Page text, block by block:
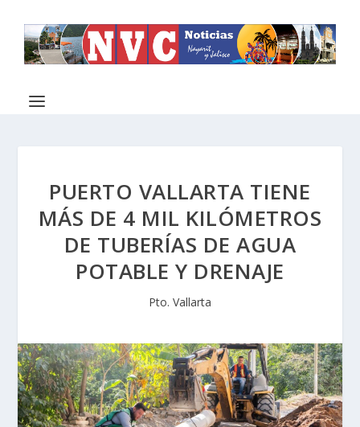
PUERTO VALLARTA TIENE
MÁS DE 4 MIL KILÓMETROS
DE TUBERÍAS DE AGUA
POTABLE Y DRENAJE
Pto. Vallarta